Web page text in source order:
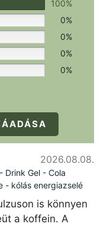
100%
0%
0%
0%
0%
2026.08.08.
Drink Gel - Cola
- kólás energiazselé
is könnyen
a koffein. A